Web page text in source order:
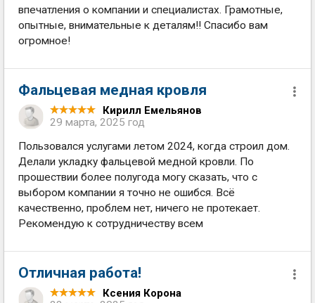
впечатления о компании и специалистах. Грамотные,
опытные, внимательные к деталям!! Спасибо вам
огромное!
Фальцевая медная кровля
Кирилл Емельянов
29 марта, 2025 год
Пользовался услугами летом 2024, когда строил дом.
Делали укладку фальцевой медной кровли. По
прошествии более полугода могу сказать, что с
выбором компании я точно не ошибся. Всё
качественно, проблем нет, ничего не протекает.
Рекомендую к сотрудничеству всем
Отличная работа!
Ксения Корона